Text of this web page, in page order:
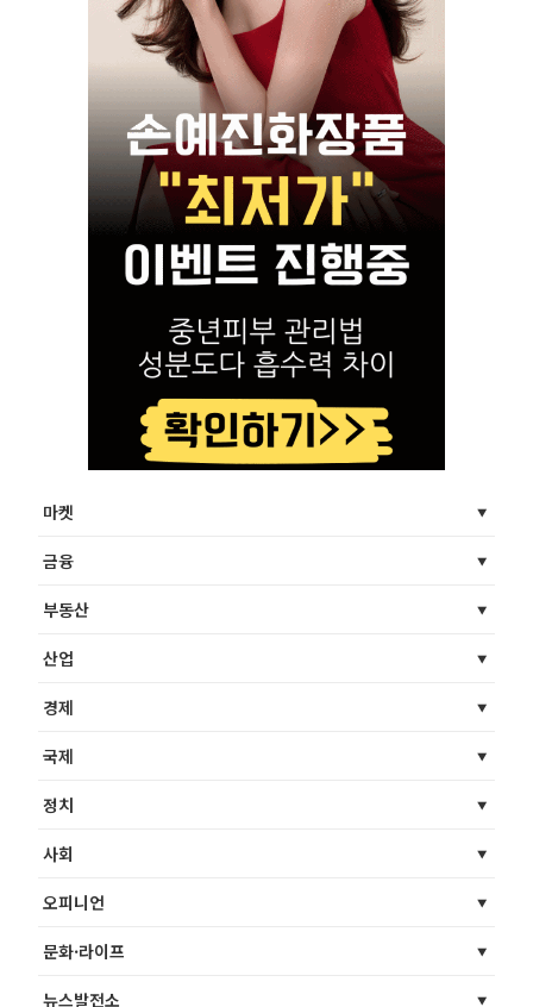
마켓
금융
부동산
산업
경제
국제
정치
사회
오피니언
문화·라이프
뉴스발전소